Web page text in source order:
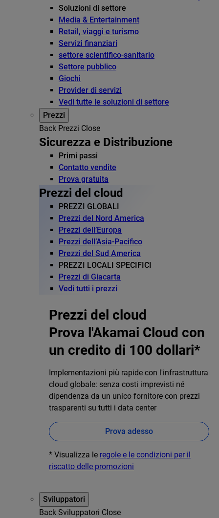
Soluzioni di settore
Media & Entertainment
Retail, viaggi e turismo
Servizi finanziari
settore scientifico-sanitario
Settore pubblico
Giochi
Provider di servizi
Vedi tutte le soluzioni di settore
Prezzi
Back Prezzi Close
Sicurezza e Distribuzione
Primi passi
Contatto vendite
Prova gratuita
Prezzi del cloud
PREZZI GLOBALI
Prezzi del Nord America
Prezzi dell’Europa
Prezzi dell’Asia-Pacifico
Prezzi del Sud America
PREZZI LOCALI SPECIFICI
Prezzi di Giacarta
Vedi tutti i prezzi
Prezzi del cloud
Prova l'Akamai Cloud con
un credito di 100 dollari*
Implementazioni più rapide con l'infrastruttura
cloud globale: senza costi imprevisti né
dipendenza da un unico fornitore con prezzi
trasparenti su tutti i data center
Prova adesso
* Visualizza le regole e le condizioni per il
riscatto delle promozioni
Sviluppatori
Back Sviluppatori Close